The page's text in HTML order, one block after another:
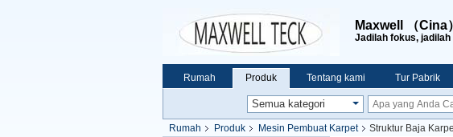
Maxwell （
Jadilah fokus,
Rumah Produk Tentang kami Tur Pabrik
Rumah Produk Mesin Pembuat Karpet
Struktur Baja